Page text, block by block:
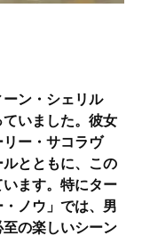
ン・シェリル
いました。彼女
ー・サコラヴ
とともに、この
います。特にター
ノウ」では、男
の楽しいシーン